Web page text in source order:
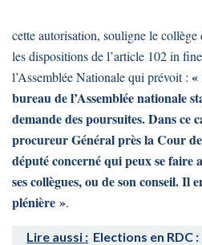
cette autorisation, souligne le
les dispositions de l’article 102 in
l’Assemblée Nationale qui prévoit : «
bureau de l’Assemblée nationale
demande des poursuites. Dans ce
procureur Général près la Cour
député concerné qui peux se faire
ses collègues, ou de son conseil. Il
plénière ».
Lire aussi : Elections en RDC